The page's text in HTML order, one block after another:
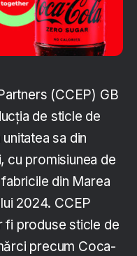
(CCEP) GB
de sticle de
sa din
cu promisiunea de
din Marea
2024. CCEP
fi produse sticle de
precum Coca-